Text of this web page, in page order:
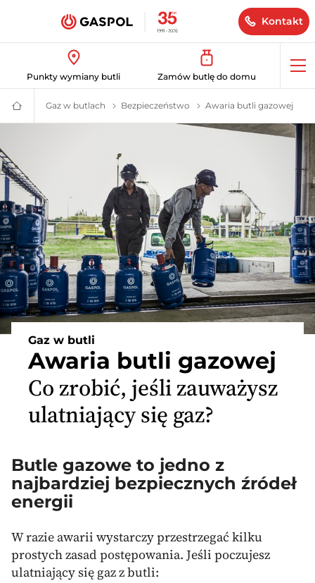
Kontakt
Punkty wymiany butli Zamów butlę do domu
GASPOL
–
LPG,
instalacje
zbiornikowe
i
hybrydowe
Gaz w butlach Gaz w butlach, Butle gazowe, Dostawca gazu |
Bezpieczeństwo Bezpieczeństwo butli
Awaria butli gazowej
Gaz w butli
Awaria butli gazowej
Co zrobić, jeśli zauważysz
ulatniający się gaz?
Butle gazowe to jedno z
najbardziej bezpiecznych źródeł
energii
W razie awarii wystarczy przestrzegać kilku
prostych zasad postępowania. Jeśli poczujesz
ulatniający się gaz z butli: